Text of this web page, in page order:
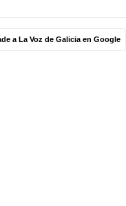
a La Voz de Galicia en Google